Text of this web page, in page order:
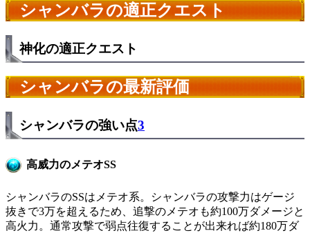
シャンバラの適正クエスト
神化の適正クエスト
シャンバラの最新評価
シャンバラの強い点3
高威力のメテオSS
シャンバラのSSはメテオ系。シャンバラの攻撃力はゲージ
抜きで3万を超えるため、追撃のメテオも約100万ダメージと
高火力。通常攻撃で弱点往復することが出来れば約180万ダ